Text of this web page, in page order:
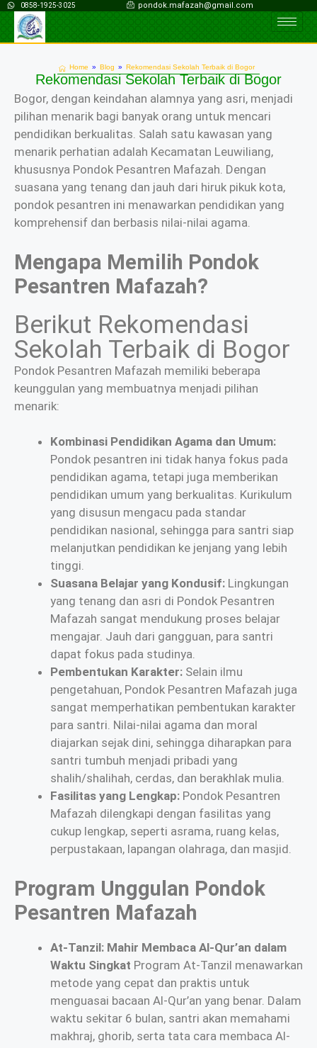
0858-1925-3025 pondok.mafazah@gmail.com
Rekomendasi Sekolah Terbaik di Bogor
Home » Blog » Rekomendasi Sekolah Terbaik di Bogor
Bogor, dengan keindahan alamnya yang asri, menjadi
pilihan menarik bagi banyak orang untuk mencari
pendidikan berkualitas. Salah satu kawasan yang
menarik perhatian adalah Kecamatan Leuwiliang,
khususnya Pondok Pesantren Mafazah. Dengan
suasana yang tenang dan jauh dari hiruk pikuk kota,
pondok pesantren ini menawarkan pendidikan yang
komprehensif dan berbasis nilai-nilai agama.
Mengapa Memilih Pondok
Pesantren Mafazah?
Berikut Rekomendasi
Sekolah Terbaik di Bogor
Pondok Pesantren Mafazah memiliki beberapa
keunggulan yang membuatnya menjadi pilihan
menarik:
Kombinasi Pendidikan Agama dan Umum:
Pondok pesantren ini tidak hanya fokus pada
pendidikan agama, tetapi juga memberikan
pendidikan umum yang berkualitas. Kurikulum
yang disusun mengacu pada standar
pendidikan nasional, sehingga para santri siap
melanjutkan pendidikan ke jenjang yang lebih
tinggi.
Suasana Belajar yang Kondusif: Lingkungan
yang tenang dan asri di Pondok Pesantren
Mafazah sangat mendukung proses belajar
mengajar. Jauh dari gangguan, para santri
dapat fokus pada studinya.
Pembentukan Karakter: Selain ilmu
pengetahuan, Pondok Pesantren Mafazah juga
sangat memperhatikan pembentukan karakter
para santri. Nilai-nilai agama dan moral
diajarkan sejak dini, sehingga diharapkan para
santri tumbuh menjadi pribadi yang
shalih/shalihah, cerdas, dan berakhlak mulia.
Fasilitas yang Lengkap: Pondok Pesantren
Mafazah dilengkapi dengan fasilitas yang
cukup lengkap, seperti asrama, ruang kelas,
perpustakaan, lapangan olahraga, dan masjid.
Program Unggulan Pondok
Pesantren Mafazah
At-Tanzil: Mahir Membaca Al-Qur’an dalam
Waktu Singkat Program At-Tanzil menawarkan
metode yang cepat dan praktis untuk
menguasai bacaan Al-Qur’an yang benar. Dalam
waktu sekitar 6 bulan, santri akan memahami
makhraj, ghorib, serta tata cara membaca Al-